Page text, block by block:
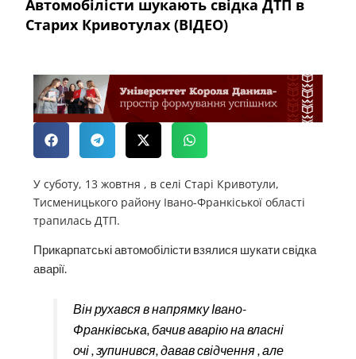
Автомобілісти шукають свідка ДТП в
Старих Кривотулах (ВІДЕО)
У суботу, 13 жовтня , в селі Старі Кривотули,
Тисменицького району Івано-Франкіської області
трапилась ДТП.
Прикарпатські автомобілісти взялися шукати свідка
аварії.
Він рухався в напрямку Івано-
Франківська, бачив аварію на власні
очі , зупинився, давав свідчення , але